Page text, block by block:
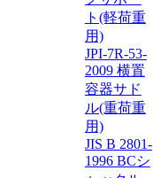
ト(軽荷重
用)
JPI-7R-53-
2009 横置
容器サド
ル(重荷重
用)
JIS B 2801-
1996 BCシ